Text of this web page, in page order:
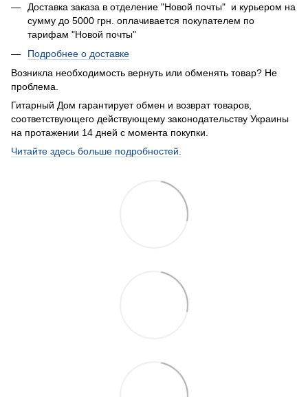
Доставка заказа в отделение "Новой почты" и курьером на
сумму до 5000 грн. оплачивается покупателем по
тарифам "Новой почты"
Подробнее о доставке
Возникла необходимость вернуть или обменять товар? Не
проблема.
Гитарный Дом гарантирует обмен и возврат товаров,
соответствующего действующему законодательству Украины
на протажении 14 дней с момента покупки.
Читайте здесь больше подробностей.